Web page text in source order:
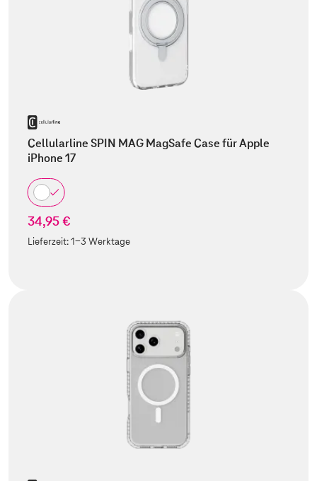
Cellularline SPIN MAG MagSafe Case für Apple
iPhone 17
34,95 €
Lieferzeit:1-3 Werktage